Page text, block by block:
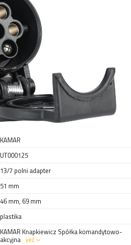
KAMAR
UT000125
13/7 polni adapter
51 mm
46 mm, 69 mm
plastika
KAMAR Knapkiewicz Spółka komandytowo-
akcyjna več